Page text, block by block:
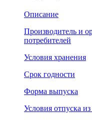
Описание
Производитель и
потребителей
Условия хранения
Срок годности
Форма выпуска
Условия отпуска из